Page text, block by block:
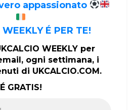
appassionato
É PER TE!
WEEKLY per
ogni settimana, i
di UKCALCIO.COM.
É GRATIS!